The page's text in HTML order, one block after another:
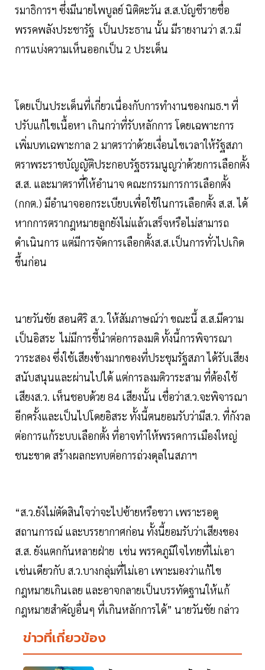
รมาธิการฯ ซึ่งมีนายไพบูลย์ นิติตะวัน ส.ส.บัญชีรายชื่อ
พรรคพลังประชารัฐ เป็นประธาน นั้น มีรายงานว่า ส.ว.มี
การแบ่งความเห็นออกเป็น 2 ประเด็น
โดยเป็นประเด็นที่เกี่ยวเนื่องกับการทำงานของกมธ.ฯ ที่
ปรับแก้ไขเนื้อหา เกินกว่าที่รับหลักการ โดยเฉพาะการ
เพิ่มบทเฉพาะกาล 2 มาตราว่าด้วยเงื่อนไขเวลาให้รัฐสภา
ตราพระราชบัญญัติประกอบรัฐธรรมนูญว่าด้วยการเลือกตั้ง
ส.ส. และมาตราที่ให้อำนาจ คณะกรรมการการเลือกตั้ง
(กกต.) มีอำนาจออกระเบียบเพื่อใช้ในการเลือกตั้ง ส.ส. ได้
หากการตรากฎหมายลูกยังไม่แล้วเสร็จหรือไม่สามารถ
ดำเนินการ แต่มีการจัดการเลือกตั้งส.ส.เป็นการทั่วไปเกิด
ขึ้นก่อน
นายวันชัย สอนศิริ ส.ว. ให้สัมภาษณ์ว่า ขณะนี้ ส.ส.มีความ
เป็นอิสระ ไม่มีการชี้นำต่อการลงมติ ทั้งนี้การพิจารณา
วาระสอง ซึ่งใช้เสียงข้างมากของที่ประชุมรัฐสภา ได้รับเสียง
สนับสนุนและผ่านไปได้ แต่การลงมติวาระสาม ที่ต้องใช้
เสียงส.ว. เห็นชอบด้วย 84 เสียงนั้น เชื่อว่าส.ว.จะพิจารณา
อีกครั้งและเป็นไปโดยอิสระ ทั้งนี้ตนยอมรับว่ามีส.ว. ที่กังวล
ต่อการแก้ระบบเลือกตั้ง ที่อาจทำให้พรรคการเมืองใหญ่
ชนะขาด สร้างผลกะทบต่อการถ่วงดุลในสภาฯ
“ส.ว.ยังไม่ตัดสินใจว่าจะไปซ้ายหรือขวา เพราะรอดู
สถานการณ์ และบรรยากาศก่อน ทั้งนี้ยอมรับว่าเสียงของ
ส.ส. ยังแตกกันหลายฝ่าย เช่น พรรคภูมิใจไทยที่ไม่เอา
เช่นเดียวกับ ส.ว.บางกลุ่มที่ไม่เอา เพาะมองว่าแก้ไข
กฎหมายเกินเลย และอาจกลายเป็นบรรทัดฐานให้แก้
กฎหมายสำคัญอื่นๆ ที่เกินหลักการได้” นายวันชัย กล่าว
ข่าวที่เกี่ยวข้อง